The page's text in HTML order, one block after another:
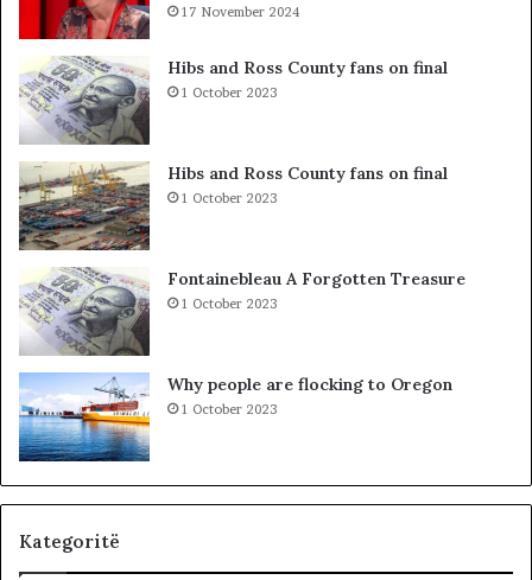
d
l
r
i
t
a
k
m
i
n
!
17 November 2024
Hibs and Ross County fans on final
1 October 2023
Hibs and Ross County fans on final
1 October 2023
Fontainebleau A Forgotten Treasure
1 October 2023
Why people are flocking to Oregon
1 October 2023
Kategoritë